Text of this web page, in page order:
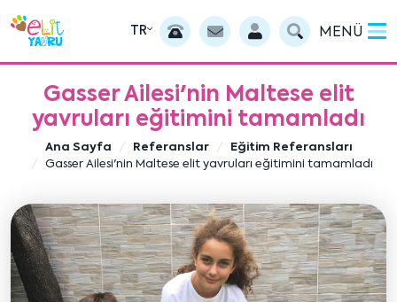
TR MENÜ
Gasser Ailesi'nin Maltese elit
yavruları eğitimini tamamladı
Ana Sayfa Referanslar
Eğitim Referansları
Gasser Ailesi'nin Maltese elit yavruları eğitimini tamamladı